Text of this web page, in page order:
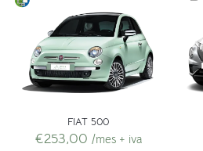
FIAT 500
€253,00 /mes + iva